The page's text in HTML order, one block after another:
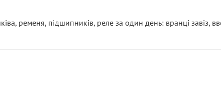
ременя, підшипників, реле за один день: вранці завіз,